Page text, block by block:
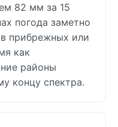
82 мм за 15
погода заметно
прибрежных или
как
районы
концу спектра.